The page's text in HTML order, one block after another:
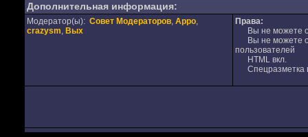
Дополнительная информация:
Модератор(ы): Совет Модераторов, Appo,
crazysm, Вых
Права:
Вы не можете
Вы не можете
пользователей
HTML вкл.
Спецразметка